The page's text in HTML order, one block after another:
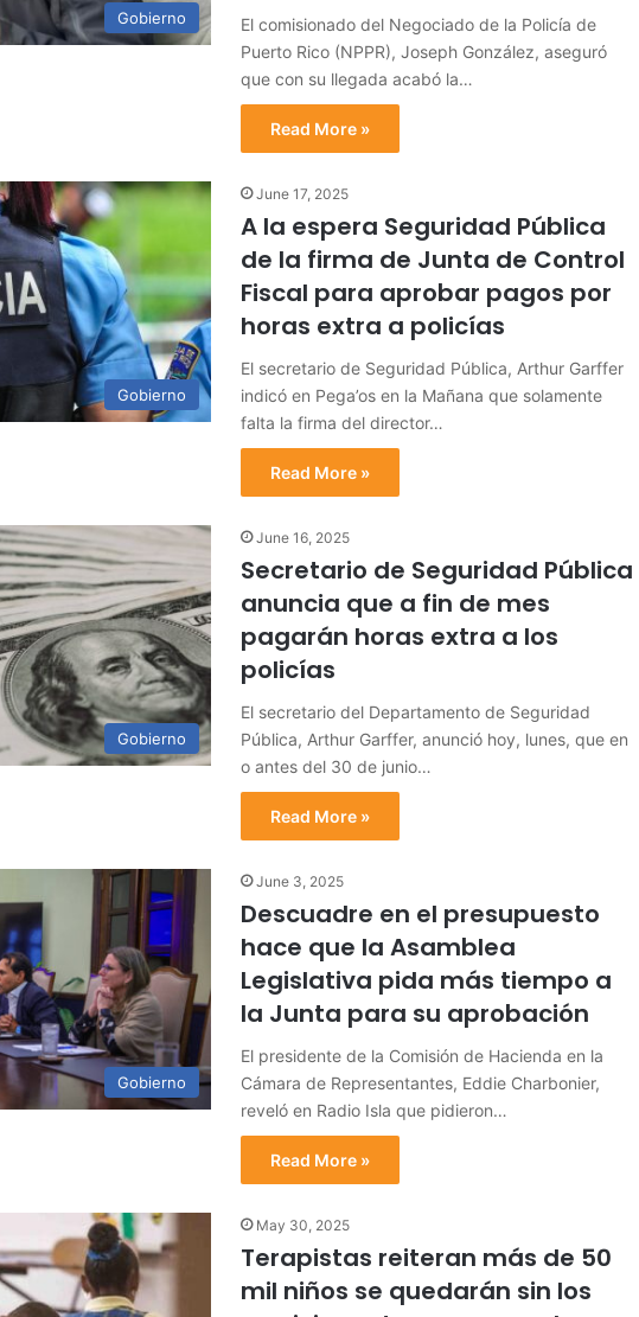
Gobierno
El comisionado del Negociado de la Policía de
Puerto Rico (NPPR), Joseph González, aseguró
que con su llegada acabó la…
Read More »
Gobierno
June 17, 2025
A la espera Seguridad Pública
de la firma de Junta de Control
Fiscal para aprobar pagos por
horas extra a policías
El secretario de Seguridad Pública, Arthur Garffer
indicó en Pega’os en la Mañana que solamente
falta la firma del director…
Read More »
Gobierno
June 16, 2025
Secretario de Seguridad Pública
anuncia que a fin de mes
pagarán horas extra a los
policías
El secretario del Departamento de Seguridad
Pública, Arthur Garffer, anunció hoy, lunes, que en
o antes del 30 de junio…
Read More »
Gobierno
June 3, 2025
Descuadre en el presupuesto
hace que la Asamblea
Legislativa pida más tiempo a
la Junta para su aprobación
El presidente de la Comisión de Hacienda en la
Cámara de Representantes, Eddie Charbonier,
reveló en Radio Isla que pidieron…
Read More »
May 30, 2025
Terapistas reiteran más de 50
mil niños se quedarán sin los